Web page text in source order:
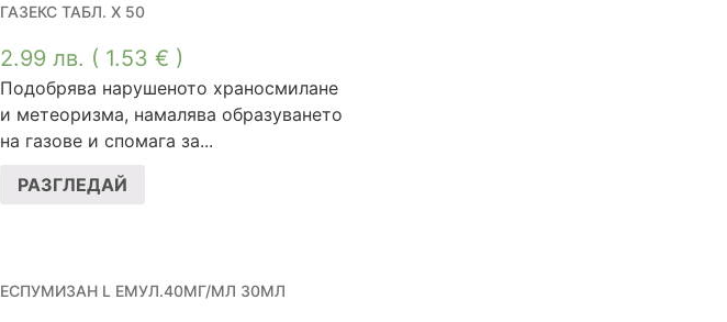
ГАЗЕКС ТАБЛ. Х 50
2.99 лв. ( 1.53 € )
Подобрява нарушеното храносмилане
и метеоризма, намалява образуването
на газове и спомага за...
РАЗГЛЕДАЙ
ЕСПУМИЗАН L ЕМУЛ.40МГ/МЛ 30МЛ